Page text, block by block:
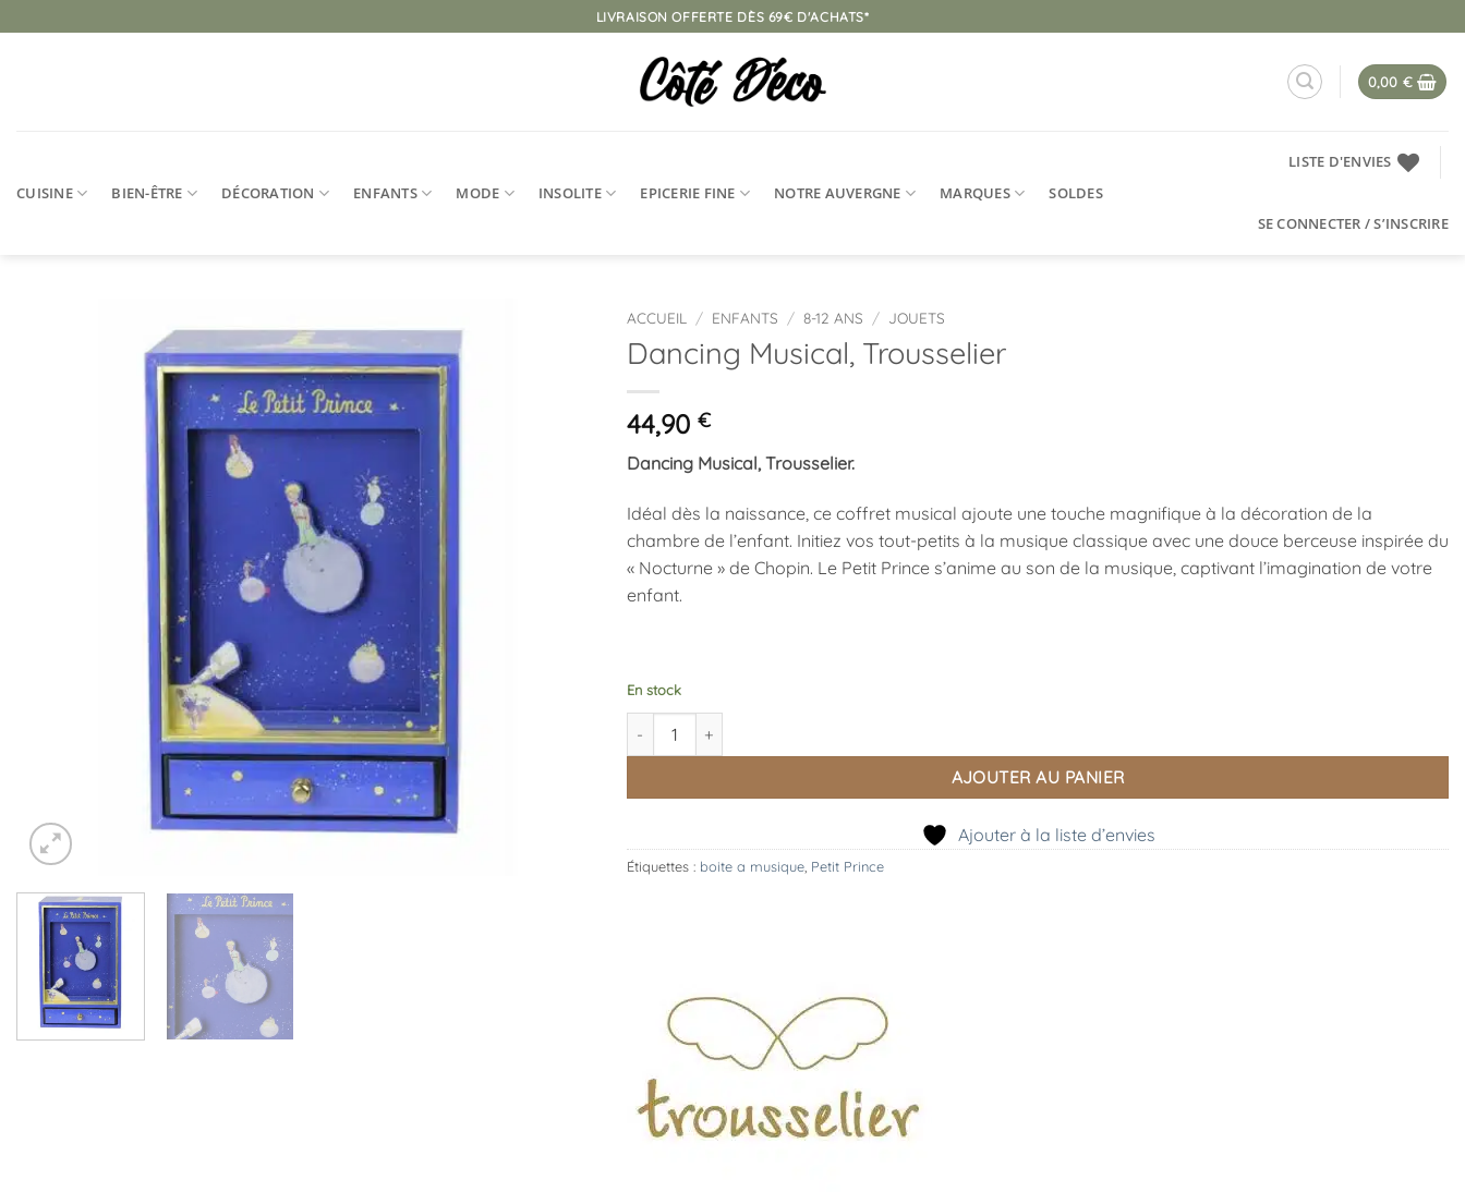
au
LIVRAISON OFFERTE DÈS 69€ D'ACHATS*
0,00 €
CUISINE BIEN-ÊTRE DÉCORATION ENFANTS MODE INSOLITE EPICERIE FINE NOTRE AUVERGNE MARQUES SOLDES
LISTE D'ENVIES
SE CONNECTER / S’INSCRIRE
ACCUEIL / ENFANTS / 8-12 ANS / JOUETS
Dancing Musical, Trousselier
44,90 €
Dancing Musical, Trousselier.
Idéal dès la naissance, ce coffret musical ajoute une touche magnifique à la décoration de la
chambre de l’enfant. Initiez vos tout-petits à la musique classique avec une douce berceuse inspirée du
« Nocturne » de Chopin. Le Petit Prince s’anime au son de la musique, captivant l’imagination de votre
enfant.
En stock
quantité de Dancing Musical, Trousselier
AJOUTER AU PANIER
Ajouter à la liste d’envies
Étiquettes : boite a musique Petit Prince